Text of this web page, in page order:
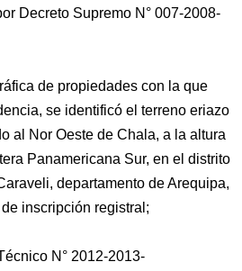
Decreto Supremo N° 007-2008-
de propiedades con la que
se identificó el terreno eriazo
al Nor Oeste de Chala, a la altura
Panamericana Sur, en el distrito
departamento de Arequipa,
inscripción registral;
N° 2012-2013-